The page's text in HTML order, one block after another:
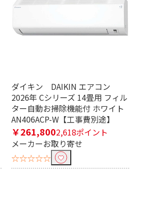
ダイキン DAIKIN エアコン
2026年 Cシリーズ 14畳用 フィル
ター自動お掃除機能付 ホワイト
AN406ACP-W【工事費別途】
￥261,8002,618ポイント
メーカーお取り寄せ
☆☆☆☆☆